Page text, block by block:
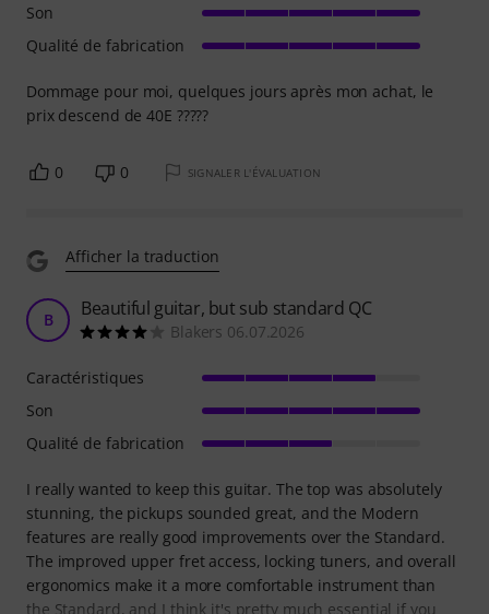
Dommage pour moi, quelques jours après mon achat, le
prix descend de 40E ?????
Son
Qualité de fabrication
0 0 SIGNALER L'ÉVALUATION
Afficher la traduction
B Beautiful guitar, but sub standard QC
Blakers 06.07.2026
I really wanted to keep this guitar. The top was absolutely
stunning, the pickups sounded great, and the Modern
features are really good improvements over the Standard.
The improved upper fret access, locking tuners, and overall
ergonomics make it a more comfortable instrument than
the Standard, and I think it's pretty much essential if you
Caractéristiques
Son
Qualité de fabrication